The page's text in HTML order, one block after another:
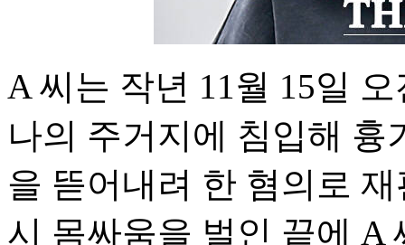
A 씨는 작년 11월 15일
나의 주거지에 침입해
을 뜯어내려 한 혐의로
시 몸싸움을 벌인 끝에 A